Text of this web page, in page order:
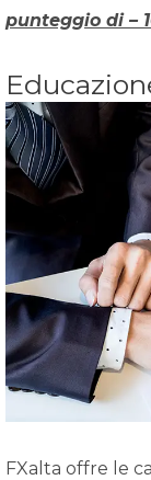
punteggio di –
FXalta offre le